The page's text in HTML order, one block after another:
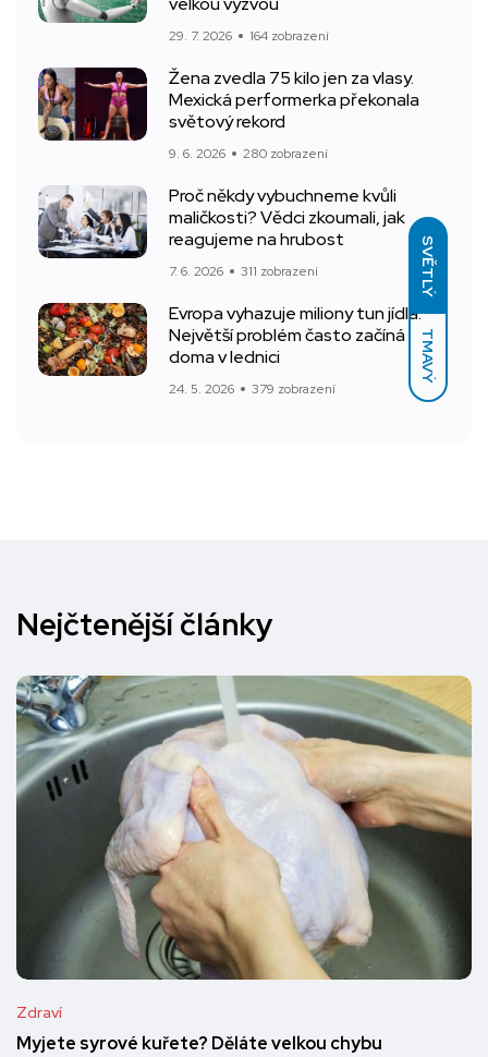
SVĚTLÝ
TMAVÝ
29. 7. 2026 164 zobrazení
Žena zvedla 75 kilo jen za vlasy.
Mexická performerka překonala
světový rekord
9. 6. 2026 280 zobrazení
Proč někdy vybuchneme kvůli
maličkosti? Vědci zkoumali, jak
reagujeme na hrubost
7. 6. 2026 311 zobrazení
Evropa vyhazuje miliony tun jídla.
Největší problém často začíná
doma v lednici
24. 5. 2026 379 zobrazení
Nejčtenější články
Zdraví
Myjete syrové kuřete? Děláte velkou chybu